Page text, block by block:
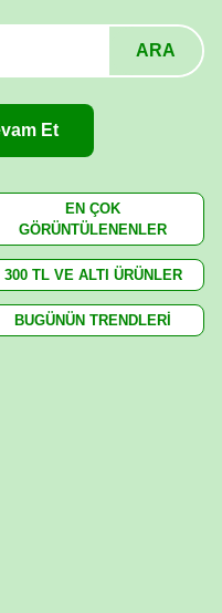
ARA
Et
EN ÇOK
GÖRÜNTÜLENENLER
300 TL VE ALTI ÜRÜNLER
BUGÜNÜN TRENDLERİ